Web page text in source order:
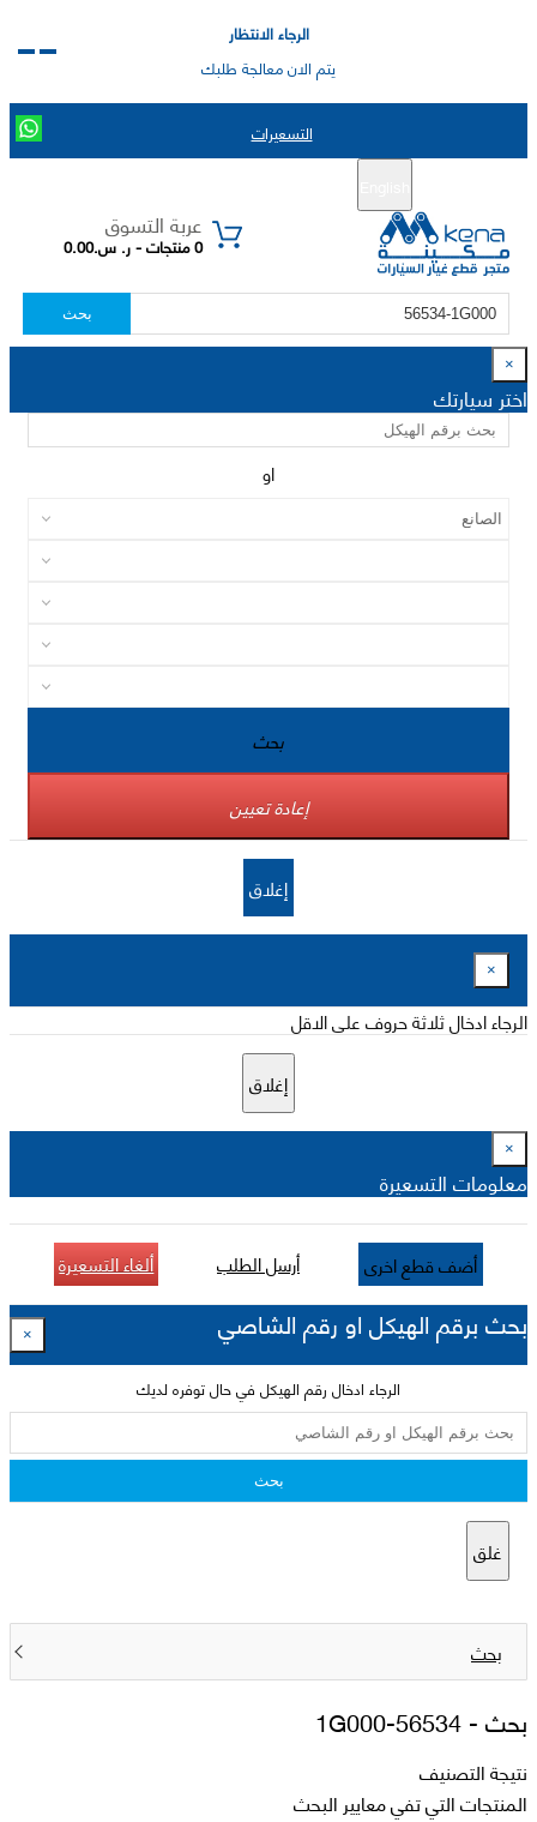
الرجاء الانتظار
يتم الان معالجة طلبك
التسعيرات
عربة التسوق
0 منتجات - ر. س.0.00
بحث
×
اختر سيارتك
او
بحث
إعادة تعيين
إغلاق
×
الرجاء ادخال ثلاثة حروف على الاقل
إغلاق
×
معلومات التسعيرة
أضف قطع اخرى أرسل الطلب ألغاء التسعيرة
بحث برقم الهيكل او رقم الشاصي ×
الرجاء ادخال رقم الهيكل في حال توفره لديك
بحث
غلق
بحث
بحث -56534-1G000
نتيجة التصنيف
المنتجات التي تفي معايير البحث